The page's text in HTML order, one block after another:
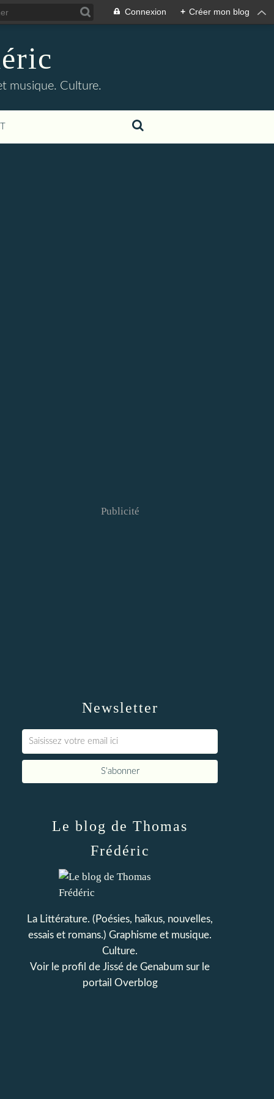
Connexion + Créer mon blog
musique. Culture.
Newsletter
Publicité
Le blog de Thomas
Frédéric
La Littérature. (Poésies, haïkus, nouvelles,
essais et romans.) Graphisme et musique.
Culture.
Voir le profil de Jissé de Genabum sur le
portail Overblog